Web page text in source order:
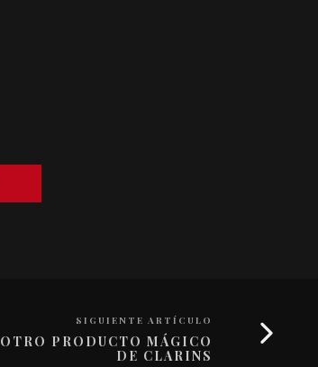
SIGUIENTE ARTÍCULO
OTRO PRODUCTO MÁGICO
DE CLARINS